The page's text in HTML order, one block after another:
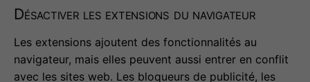
Désactiver les extensions du navigateur
Les extensions ajoutent des fonctionnalités au
navigateur, mais elles peuvent aussi entrer en conflit
avec les sites web. Les bloqueurs de publicité, les